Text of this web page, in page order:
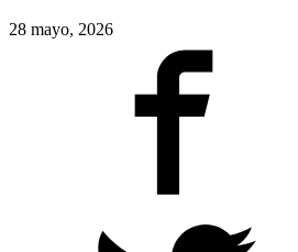
28 mayo, 2026